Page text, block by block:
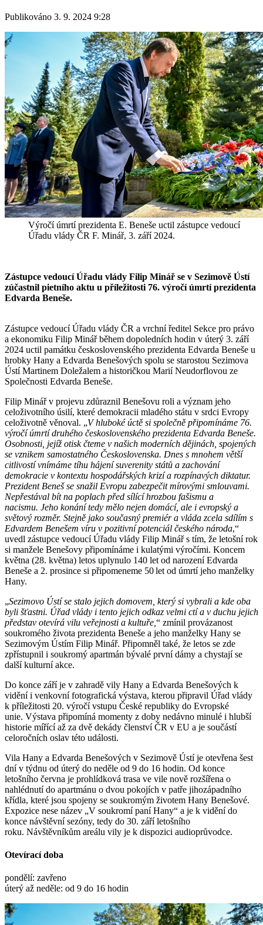
Publikováno 3. 9. 2024 9:28
Výročí úmrtí prezidenta E. Beneše uctil zástupce vedoucí
Úřadu vlády ČR F. Minář, 3. září 2024.
Zástupce vedoucí Úřadu vlády Filip Minář se v Sezimově Ústí
zúčastnil pietního aktu u příležitosti 76. výročí úmrtí prezidenta
Edvarda Beneše.
Zástupce vedoucí Úřadu vlády ČR a vrchní ředitel Sekce pro právo
a ekonomiku Filip Minář během dopoledních hodin v úterý 3. září
2024 uctil památku československého prezidenta Edvarda Beneše u
hrobky Hany a Edvarda Benešových spolu se starostou Sezimova
Ústí Martinem Doležalem a historičkou Marií Neudorflovou ze
Společnosti Edvarda Beneše.
Filip Minář v projevu zdůraznil Benešovu roli a význam jeho
celoživotního úsilí, které demokracii mladého státu v srdci Evropy
celoživotně věnoval. „V hluboké úctě si společně připomínáme 76.
výročí úmrtídruhého československého prezidenta Edvarda Beneše.
Osobnosti, jejíž otisk čteme v našich moderních dějinách, spojených
se vznikem samostatného Československa. Dnes s mnohem větší
citlivostí vnímáme tíhu hájení suverenity států a zachování
demokracie v kontextu hospodářských krizí a rozpínavých diktatur.
Prezident Beneš se snažil Evropu zabezpečit mírovými smlouvami.
Nepřestával bít na poplach před sílící hrozbou fašismu a
nacismu. Jeho konání tedy mělo nejen domácí, ale i evropský a
světový rozměr. Stejně jako současný premiér a vláda zcela sdílím s
Edvardem Benešem víru v pozitivní potenciál českého národa,“
uvedl zástupce vedoucí Úřadu vlády Filip Minář s tím, že letošní rok
si manžele Benešovy připomínáme i kulatými výročími. Koncem
května (28. května) letos uplynulo 140 let od narození Edvarda
Beneše a 2. prosince si připomeneme 50 let od úmrtí jeho manželky
Hany.
„Sezimovo Ústí se stalo jejich domovem, který si vybrali a kde oba
byli šťastni. Úřad vlády i tento jejich odkaz velmi ctí a v duchu jejich
představ otevírá vilu veřejnosti a kultuře, “ zmínil provázanost
soukromého života prezidenta Beneše a jeho manželky Hany se
Sezimovým Ústím Filip Minář. Připomněl také, že letos se zde
zpřístupnil i soukromý apartmán bývalé první dámy a chystají se
další kulturní akce.
Do konce září je v zahradě vily Hany a Edvarda Benešových k
vidění i venkovní fotografická výstava, kterou připravil Úřad vlády
k příležitosti 20. výročí vstupu České republiky do Evropské
unie. Výstava připomíná momenty z doby nedávno minulé i hlubší
historie mířící až za dvě dekády členství ČR v EU a je součástí
celoročních oslav této události.
Vila Hany a Edvarda Benešových v Sezimově Ústí je otevřena šest
dní v týdnu od úterý do neděle od 9 do 16 hodin. Od konce
letošního června je prohlídková trasa ve vile nově rozšířena o
nahlédnutí do apartmánu o dvou pokojích v patře jihozápadního
křídla, které jsou spojeny se soukromým životem Hany Benešové.
Expozice nese název „V soukromí paní Hany“ a je k vidění do
konce návštěvní sezóny, tedy do 30. září letošního
roku. Návštěvníkům areálu vily je k dispozici audioprůvodce.
Otevírací doba
pondělí: zavřeno
úterý až neděle: od 9 do 16 hodin